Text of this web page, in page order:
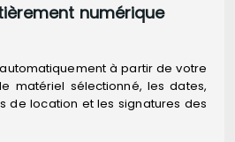
numérique
à partir de votre
matériel sélectionné, les dates,
de location et les signatures des